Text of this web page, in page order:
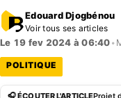
Edouard Djogbénou
Voir tous ses articles
Le 19 fev 2024 à 06:40•
POLITIQUE
🎧 ÉCOUTER L'ARTICLE